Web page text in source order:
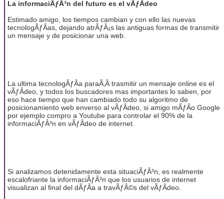
La informaciÃƒÂ³n del futuro es el vÃƒÂ­deo
Estimado amigo, los tiempos cambian y con ello las nuevas
tecnologÃƒÂ­as, dejando atrÃƒÂ¡s las antiguas formas de transmitir
un mensaje y de posicionar una web.
La ultima tecnologÃƒÂ­a paraÃ‚Â trasmitir un mensaje online es el
vÃƒÂ­deo, y todos los buscadores mas importantes lo saben, por
eso hace tiempo que han cambiado todo su algoritmo de
posicionamiento web enverso al vÃƒÂ­deo, si amigo mÃƒÂ­o Google
por ejemplo compro a Youtube para controlar el 90% de la
informaciÃƒÂ³n en vÃƒÂ­deo de internet.
Si analizamos detenidamente esta situaciÃƒÂ³n, es realmente
escalofriante la informaciÃƒÂ³n que los usuarios de internet
visualizan al final del dÃƒÂ­a a travÃƒÂ©s del vÃƒÂ­deo.